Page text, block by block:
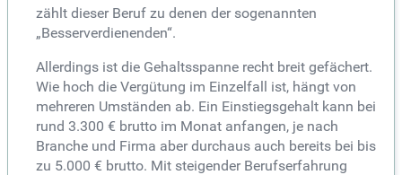
zählt dieser Beruf zu denen der sogenannten
„Besserverdienenden“.
Allerdings ist die Gehaltsspanne recht breit gefächert.
Wie hoch die Vergütung im Einzelfall ist, hängt von
mehreren Umständen ab. Ein Einstiegsgehalt kann bei
rund 3.300 € brutto im Monat anfangen, je nach
Branche und Firma aber durchaus auch bereits bei bis
zu 5.000 € brutto. Mit steigender Berufserfahrung